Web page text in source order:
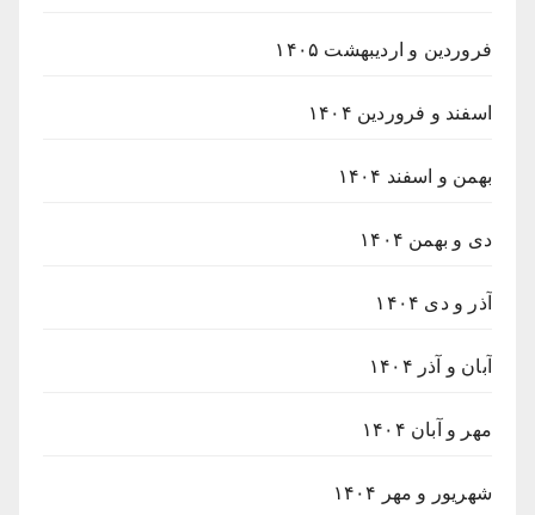
فروردین و اردیبهشت ۱۴۰۵
اسفند و فروردین ۱۴۰۴
بهمن و اسفند ۱۴۰۴
دی و بهمن ۱۴۰۴
آذر و دی ۱۴۰۴
آبان و آذر ۱۴۰۴
مهر و آبان ۱۴۰۴
شهریور و مهر ۱۴۰۴